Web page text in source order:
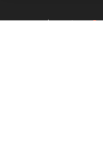
البث المباشر